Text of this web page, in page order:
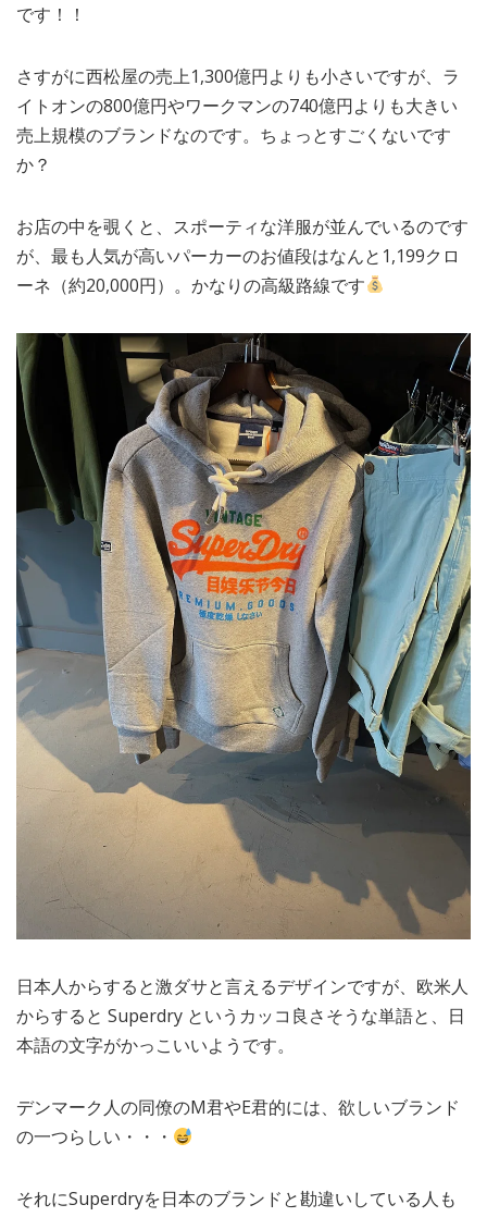
です！！
さすがに西松屋の売上1,300億円よりも小さいですが、ラ
イトオンの800億円やワークマンの740億円よりも大きい
売上規模のブランドなのです。ちょっとすごくないです
か？
お店の中を覗くと、スポーティな洋服が並んでいるのです
が、最も人気が高いパーカーのお値段はなんと1,199クロ
ーネ（約20,000円）。かなりの高級路線です
日本人からすると激ダサと言えるデザインですが、欧米人
からすると Superdry というカッコ良さそうな単語と、日
本語の文字がかっこいいようです。
デンマーク人の同僚のM君やE君的には、欲しいブランド
の一つらしい・・・
それにSuperdryを日本のブランドと勘違いしている人も